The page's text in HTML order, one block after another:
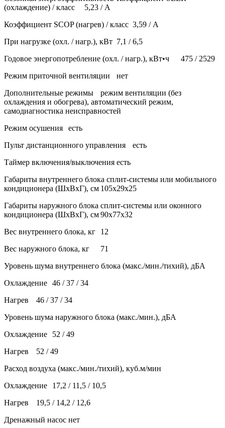
(охлаждение) / класс
5,23 / А
Коэффициент SCOP (нагрев) / класс 3,59 / А
При нагрузке (охл. / нагр.), кВт 7,1 / 6,5
Годовое энергопотребление (охл. / нагр.), кВт•ч
475 / 2529
Режим приточной вентиляции
нет
Дополнительные режимы
режим вентиляции (без
охлаждения и обогрева), автоматический режим,
самодиагностика неисправностей
Режим осушения
есть
Пульт дистанционного управления
есть
Таймер включения/выключения есть
Габариты внутреннего блока сплит-системы или мобильного
кондиционера (ШxВxГ), см 105x29x25
Габариты наружного блока сплит-системы или оконного
кондиционера (ШxВxГ), см90x77x32
Вес внутреннего блока, кг
12
Вес наружного блока, кг
71
Уровень шума внутреннего блока (макс./мин./тихий), дБА
Охлаждение 46 / 37 / 34
Нагрев
46 / 37 / 34
Уровень шума наружного блока (макс./мин.), дБА
Охлаждение
52 / 49
Нагрев
52 / 49
Расход воздуха (макс./мин./тихий), куб.м/мин
Охлаждение
17,2 / 11,5 / 10,5
Нагрев
19,5 / 14,2 / 12,6
Дренажный насос нет